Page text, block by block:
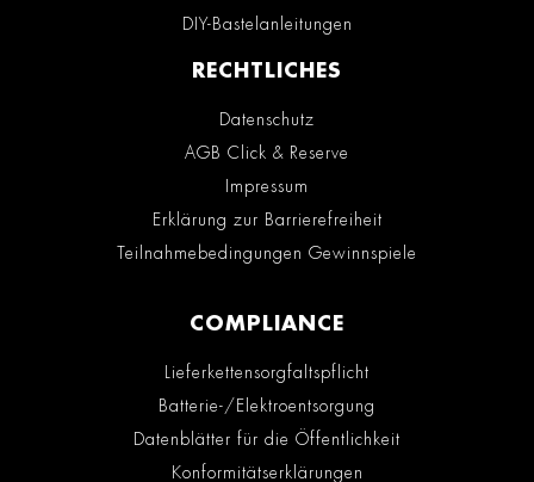
DIY-Bastelanleitungen
RECHTLICHES
Datenschutz
AGB Click & Reserve
Impressum
Erklärung zur Barrierefreiheit
Teilnahmebedingungen Gewinnspiele
COMPLIANCE
Lieferkettensorgfaltspflicht
Batterie-/Elektroentsorgung
Datenblätter für die Öffentlichkeit
Konformitätserklärungen